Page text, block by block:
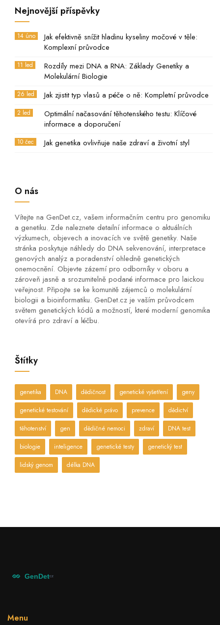
Nejnovější příspěvky
14 úno
Jak efektivně snížit hladinu kyseliny močové v těle:
Komplexní průvodce
11 led
Rozdíly mezi DNA a RNA: Základy Genetiky a
Molekulární Biologie
26 led Jak zjistit typ vlasů a péče o ně: Kompletní průvodce
2 led
Optimální načasování těhotenského testu: Klíčové
informace a doporučení
10 čec Jak genetika ovlivňuje naše zdraví a životní styl
O nás
Vítejte na GenDet.cz, vašem informačním centru pro genomiku
a genetiku. Zde naleznete detailní informace o aktuálních
výzkumech, objevech a inovacích ve světě genetiky. Naše
stránka poskytuje náhledy do DNA sekvenování, interpretace
genových analýz a poradenství ohledně genetických
onemocnění. Objevte zázemí pro odborníky v oboru a
zároveň jasně a srozumitelně podané informace pro laickou
veřejnost. Připojte se ke komunitě zájemců o molekulární
biologii a bioinformatiku. GenDet.cz je vaším průvodcem
světem genetických kódů a možností, které moderní genomika
otevírá pro zdraví a léčbu.
Štítky
genetika DNA dědičnost genetické vyšetření geny
genetické testování dědické právo prevence dědictví
těhotenství gen dědičné nemoci zdraví DNA test
biologie inteligence genetické testy genetický test
lidský genom délka DNA
Menu